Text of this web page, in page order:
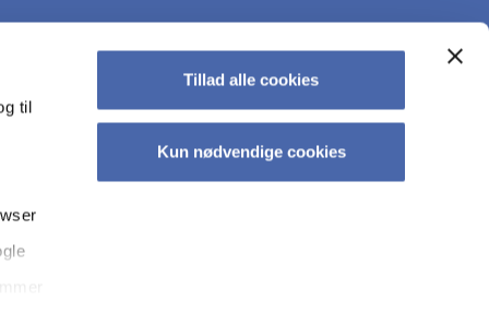
til
Tillad alle cookies
Kun nødvendige cookies